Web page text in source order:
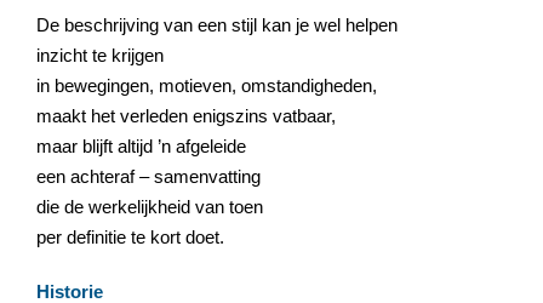
De beschrijving van een stijl kan je wel helpen
inzicht te krijgen
in bewegingen, motieven, omstandigheden,
maakt het verleden enigszins vatbaar,
maar blijft altijd ’n afgeleide
een achteraf – samenvatting
die de werkelijkheid van toen
per definitie te kort doet.
Historie